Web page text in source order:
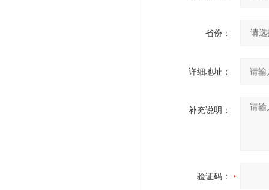
省份：
详细地址：
补充说明：
验证码：